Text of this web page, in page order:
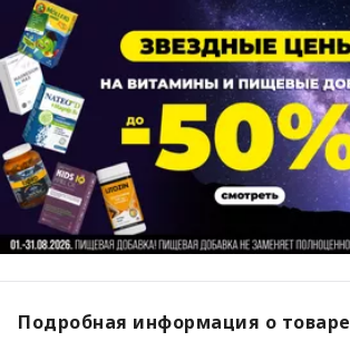
Подробная информация о товаре